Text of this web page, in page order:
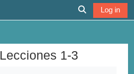
Toggle search
Log in
1-3